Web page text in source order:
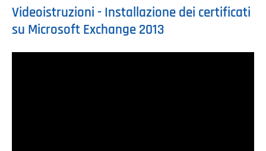
Videoistruzioni - Installazione dei certificati
su Microsoft Exchange 2013